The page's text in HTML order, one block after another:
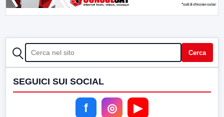
CERCA Cerca
SEGUICI SUI SOCIAL
f ◎ ▶